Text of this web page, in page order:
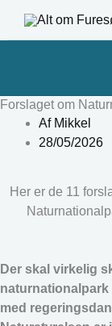
Forslaget om
AfMikkel
28/05/2026
Her er de 11
Der skal virkelig
naturnationalpark
med